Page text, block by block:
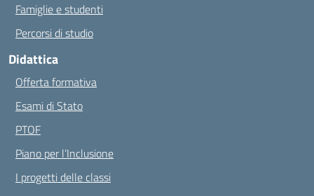
Famiglie e studenti
Percorsi di studio
Didattica
Offerta formativa
Esami di Stato
PTOF
Piano per l’Inclusione
I progetti delle classi